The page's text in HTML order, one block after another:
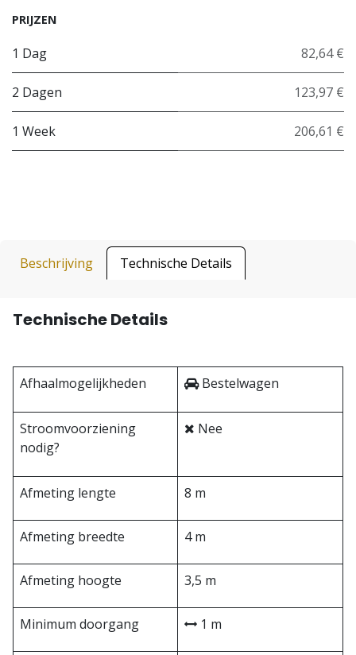
PRIJZEN
1 Dag 82,64 €
2 Dagen 123,97 €
1 Week 206,61 €
Beschrijving Technische Details
Technische Details
Afhaalmogelijkheden Bestelwagen
Stroomvoorziening
nodig?
Nee
Afmeting lengte 8 m
Afmeting breedte 4 m
Afmeting hoogte 3,5 m
Minimum doorgang 1 m